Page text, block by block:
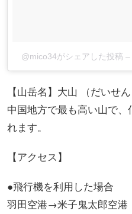
@mico34がシェアした投稿 –
【山岳名】大山 （だいせん
中国地方で最も高い山で
れます。
【アクセス】
●飛行機を利用した場合
羽田空港→米子鬼太郎空港